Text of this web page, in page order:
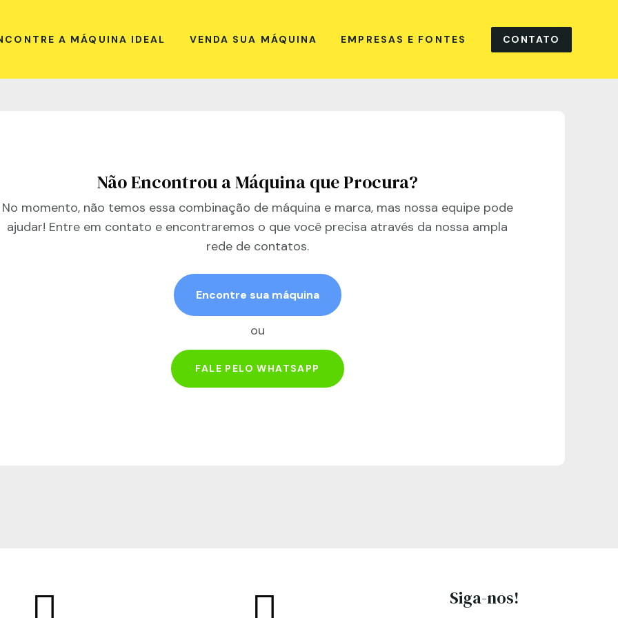
A MÁQUINA IDEAL VENDA SUA MÁQUINA EMPRESAS E FONTES CONTATO
Não Encontrou a Máquina que Procura?
No momento, não temos essa combinação de máquina e marca, mas nossa equipe pode
ajudar! Entre em contato e encontraremos o que você precisa através da nossa ampla
rede de contatos.
Encontre sua máquina
ou
FALE PELO WHATSAPP
Siga-nos!